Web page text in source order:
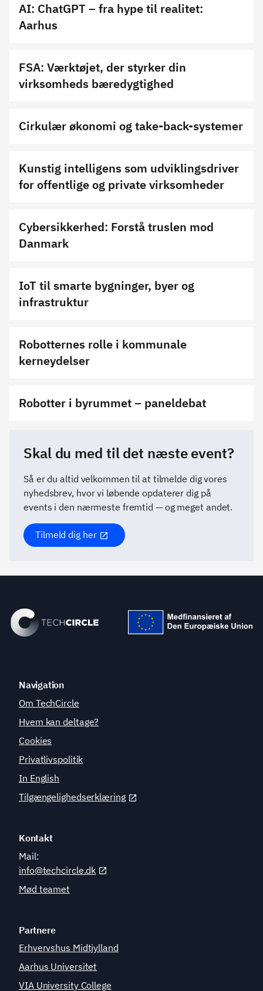
AI: ChatGPT – fra hype til realitet:
Aarhus
FSA: Værktøjet, der styrker din
virksomheds bæredygtighed
Cirkulær økonomi og take-back-systemer
Kunstig intelligens som udviklingsdriver
for offentlige og private virksomheder
Cybersikkerhed: Forstå truslen mod
Danmark
IoT til smarte bygninger, byer og
infrastruktur
Robotternes rolle i kommunale
kerneydelser
Robotter i byrummet – paneldebat
Skal du med til det næste event?
Så er du altid velkommen til at tilmelde dig vores
nyhedsbrev, hvor vi løbende opdaterer dig på
events i den nærmeste fremtid — og meget andet.
Tilmeld dig her
Navigation
Om TechCircle
Hvem kan deltage?
Cookies
Privatlivspolitik
In English
Tilgængelighedserklæring
Kontakt
Mail:
info@techcircle.dk
Mød teamet
Partnere
Erhvervshus Midtjylland
Aarhus Universitet
VIA University College